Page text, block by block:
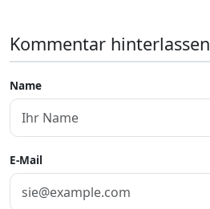
Kommentar hinterlassen
Name
E-Mail